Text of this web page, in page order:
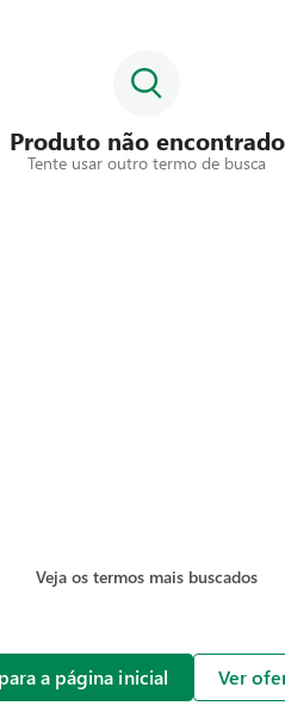
Produto não encontrado
Tente usar outro termo de busca
Veja os termos mais buscados
a página inicial Ver